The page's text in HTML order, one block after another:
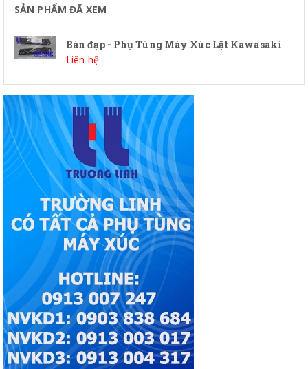
SẢN PHẨM ĐÃ XEM
Bàn đạp - Phụ Tùng Máy Xúc Lật Kawasaki
Liên hệ